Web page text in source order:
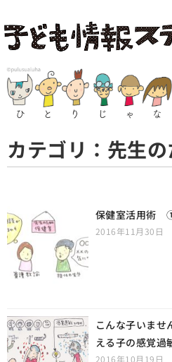
カテゴリ：先生
保健室活用術
2016年11月30日
こんな子いま
える子の感覚過
2016年10月19日